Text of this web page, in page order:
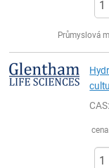
Průmyslová